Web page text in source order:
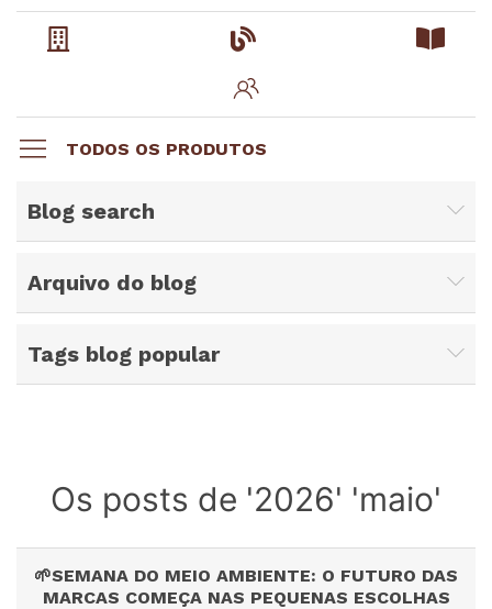
TODOS OS PRODUTOS
Blog search
Arquivo do blog
Tags blog popular
Os posts de '2026' 'maio'
🌱SEMANA DO MEIO AMBIENTE: O FUTURO DAS
MARCAS COMEÇA NAS PEQUENAS ESCOLHAS